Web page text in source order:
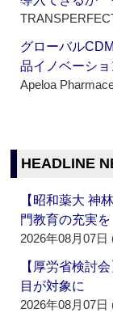
グローバル
品イノベーシ
Apeloa
HEADLINE
【昭和薬大 神
門教育の充実を
2026年08月07日
【厚労省検討
目が対象に
2026年08月07日